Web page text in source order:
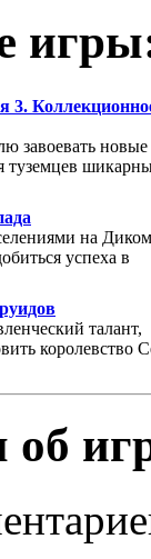
3.
завоевать новые
туземцев
на Диком
успеха в
талант,
королевство